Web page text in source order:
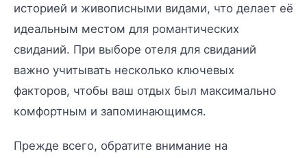
историей и живописными видами, что делает её
идеальным местом для романтических
свиданий. При выборе отеля для свиданий
важно учитывать несколько ключевых
факторов, чтобы ваш отдых был максимально
комфортным и запоминающимся.
Прежде всего, обратите внимание на